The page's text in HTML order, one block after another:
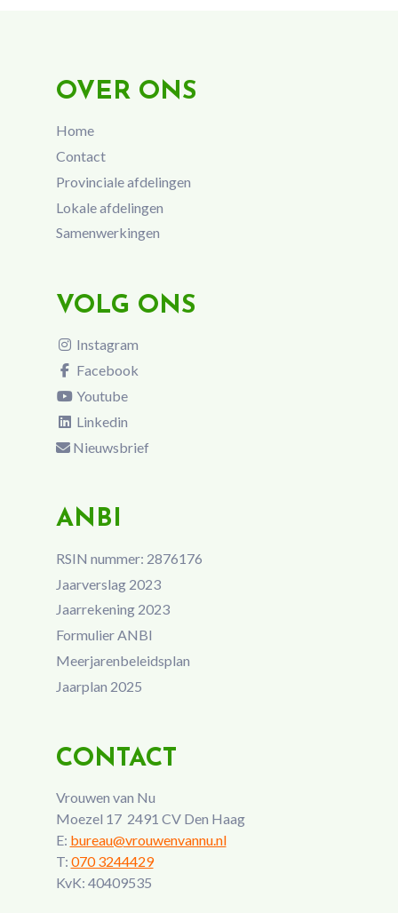
OVER ONS
Home
Contact
Provinciale afdelingen
Lokale afdelingen
Samenwerkingen
VOLG ONS
Instagram
Facebook
Youtube
Linkedin
Nieuwsbrief
ANBI
RSIN nummer: 2876176
Jaarverslag 2023
Jaarrekening 2023
Formulier ANBI
Meerjarenbeleidsplan
Jaarplan 2025
CONTACT
Vrouwen van Nu
Moezel 17 2491 CV Den Haag
E: bureau@vrouwenvannu.nl
T: 070 3244429
KvK: 40409535